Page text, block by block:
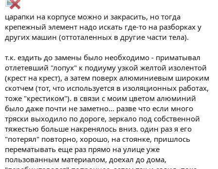
царапки на корпусе можно и закрасить, но тогда
крепежный элемент надо искать где-то на разборках у
других машин (оттоталенных в другие части тела).
т.к. ездить до замены было необходимо - приматывал
отлетевший "лопух" к подиуму узкой желтой изолентой
(крест на крест), а затем поверх алюминиевым широким
скотчем (тот, что используется в изоляционных работах,
тоже "крестиком"). в связи с моим цветом алюминий
было даже почти не заметно... разве что если много
тряски выходило по дороге, зеркало под собственной
тяжестью больше накренялось вниз. один раз я его
"потерял" повторно, хорошо, на стоянке, пришлось
перематывать еще раз прямо на улице уже
пользованным материалом, доехал до дома,